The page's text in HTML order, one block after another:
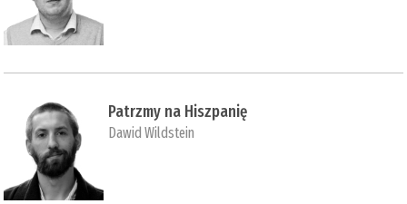
Patrzmy na Hiszpanię
Dawid Wildstein